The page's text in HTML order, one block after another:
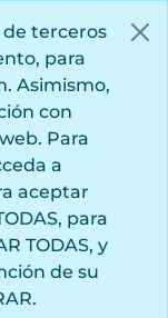
de terceros
para
Asimismo,
con
Para
a
aceptar
para
TODAS, y
de su